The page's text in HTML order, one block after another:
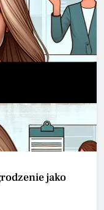
jako